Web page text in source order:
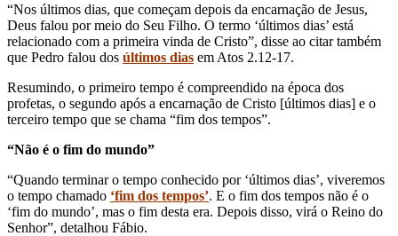
“Nos últimos dias, que começam depois da encarnação de Jesus,
Deus falou por meio do Seu Filho. O termo ‘últimos dias’ está
relacionado com a primeira vinda de Cristo”, disse ao citar também
que Pedro falou dos últimos dias em Atos 2.12-17.
Resumindo, o primeiro tempo é compreendido na época dos
profetas, o segundo após a encarnação de Cristo [últimos dias] e o
terceiro tempo que se chama “fim dos tempos”.
“Não é o fim do mundo”
“Quando terminar o tempo conhecido por ‘últimos dias’, viveremos
o tempo chamado ‘fim dos tempos’. E o fim dos tempos não é o
‘fim do mundo’, mas o fim desta era. Depois disso, virá o Reino do
Senhor”, detalhou Fábio.